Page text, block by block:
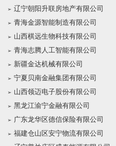
辽宁朝阳升联房地产有限公司
青海金源智能制造有限公司
山西棋远生物科技有限公司
青海志腾人工智能有限公司
新疆金达机械有限公司
宁夏贝南金融集团有限公司
山西领迈电子股份有限公司
黑龙江渝宁金融有限公司
广东龙华区德信保险有限公司
福建仓山区安宁物流有限公司